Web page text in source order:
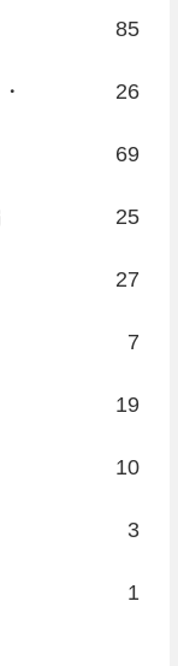
85
26
69
25
27
7
19
10
3
1